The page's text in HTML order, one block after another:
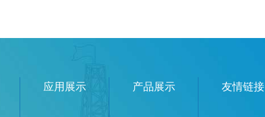
应用展示 产品展示 友情链接